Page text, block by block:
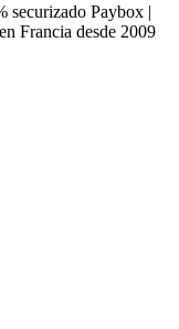
securizado Paybox |
Francia desde 2009